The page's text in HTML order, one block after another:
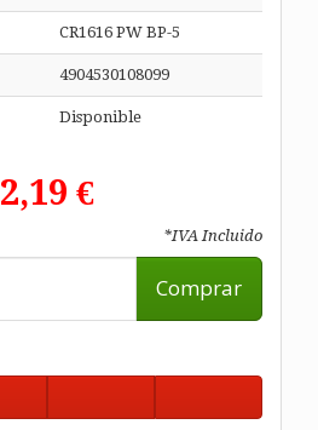
CR1616 PW BP-5
4904530108099
Disponible
2,19 €
*IVA Incluido
Comprar